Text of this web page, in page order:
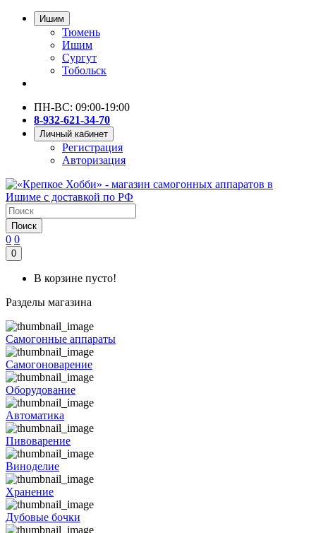
Ишим
Тюмень
Ишим
Сургут
Тобольск
ПН-ВС: 09:00-19:00
8-932-621-34-70
Личный кабинет
Регистрация
Авторизация
Поиск
0 0
0
В корзине пусто!
Разделы магазина
Самогонные аппараты
Самогоноварение
Оборудование
Автоматика
Пивоварение
Виноделие
Хранение
Дубовые бочки